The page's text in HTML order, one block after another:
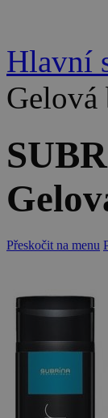
Hlavní
Gelová
Přeskočit na menu